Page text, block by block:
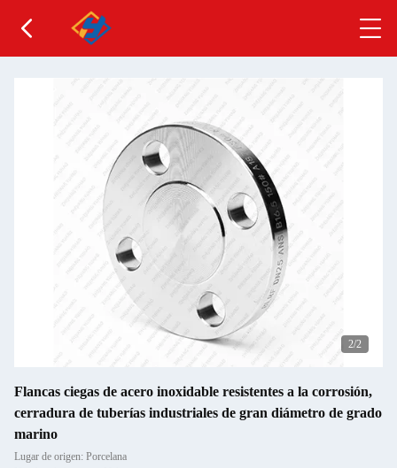
2/2
Flancas ciegas de acero inoxidable resistentes a la corrosión,
cerradura de tuberías industriales de gran diámetro de grado
marino
Lugar de origen: Porcelana